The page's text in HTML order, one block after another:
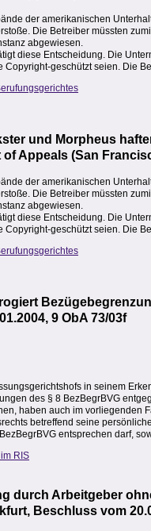
der amerikanischen
Die Betreiber müssten
abgewiesen.
diese Entscheidung. Die
Copyright-geschützt seien. Die
und Morpheus
Appeals (San
der amerikanischen
Die Betreiber müssten
abgewiesen.
diese Entscheidung. Die
Copyright-geschützt seien. Die
9 ObA 73/03f
in seinem
des § 8 BezBegrBVG
haben auch im vorliegenden
betreffend seine
entsprechen darf,
RIS
durch Arbeitgeber
Beschluss vom